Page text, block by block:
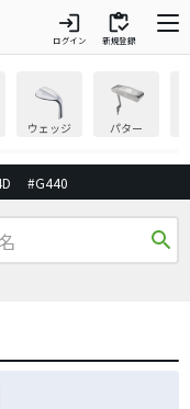
login
ログイン
inventory
新規登録
ウェッジ パター
#G440
search